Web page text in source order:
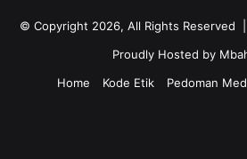
© Copyright 2026, All Rights Reserved |
Proudly Hosted by
Home
Kode Etik Pedoman